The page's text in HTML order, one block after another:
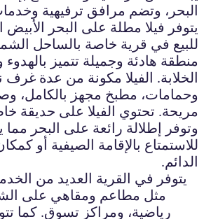
البحر، وتضم مرافق ترفيهية
يتوفر فيلا مطلة على البحر
للبيع في قرية خاصة بالساحل
منطقة هادئة وجميلة تتميز بالهدوء
الخلابة. الفيلا مكونة من عدة غرف
وحمامات، مطبخ مجهز بالكامل،
مريحة. تحتوي الفيلا على حديقة
وتوفر إطلالة رائعة على البحر مما
للاستمتاع بالإقامة الصيفية أو
الدائم.
يتوفر في القرية العديد من
مثل مطاعم ومقاهي على
رياضية، ومراكز تسوق. كما